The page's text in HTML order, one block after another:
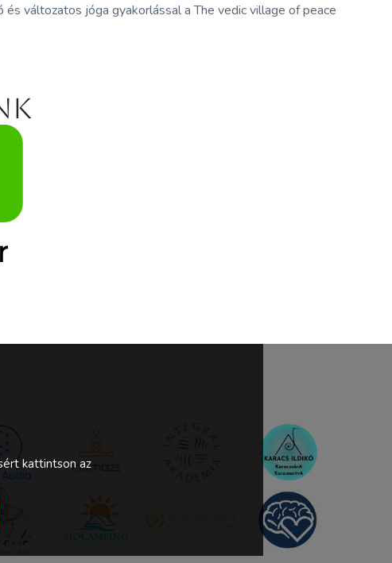
változatos jóga gyakorlással a The vedic village of peace
kattintson az